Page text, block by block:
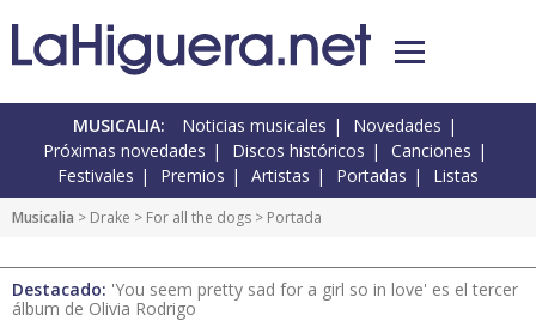
MUSICALIA: Noticias musicales
Novedades
Próximas novedades
Discos históricos
Canciones
Festivales
Premios Artistas Portadas Listas
Musicalia > Drake > For all the dogs > Portada
Destacado: 'You seem pretty sad for a girl so in love' es el tercer
álbum de Olivia Rodrigo